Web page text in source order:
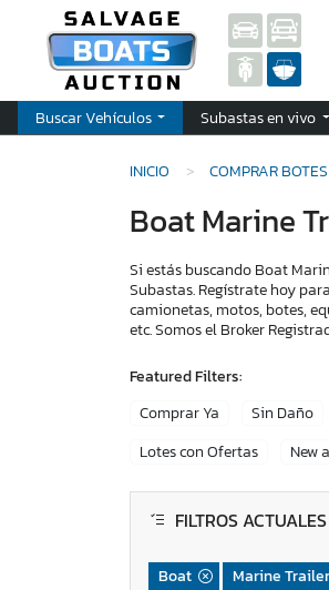
Buscar Vehículos Subastas en vivo
INICIO COMPRAR
Boat Marine
Si estás buscando Boat
Subastas. Regístrate hoy
camionetas, motos, botes,
etc. Somos el Broker
Featured Filters:
Comprar Ya
Sin Daño
Lotes con Ofertas
New
FILTROS ACTUALES
Boat Marine Trailer